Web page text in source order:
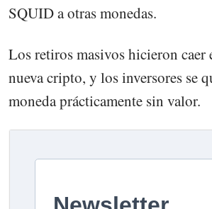
SQUID a otras monedas.
Los retiros masivos hicieron caer
nueva cripto, y los inversores se
moneda prácticamente sin valor.